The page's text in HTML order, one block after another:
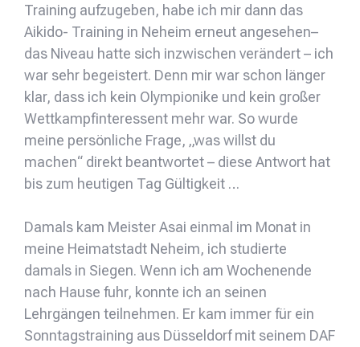
Training aufzugeben, habe ich mir dann das
Aikido- Training in Neheim erneut angesehen–
das Niveau hatte sich inzwischen verändert – ich
war sehr begeistert. Denn mir war schon länger
klar, dass ich kein Olympionike und kein großer
Wettkampfinteressent mehr war. So wurde
meine persönliche Frage, „was willst du
machen“ direkt beantwortet – diese Antwort hat
bis zum heutigen Tag Gültigkeit …
Damals kam Meister Asai einmal im Monat in
meine Heimatstadt Neheim, ich studierte
damals in Siegen. Wenn ich am Wochenende
nach Hause fuhr, konnte ich an seinen
Lehrgängen teilnehmen. Er kam immer für ein
Sonntagstraining aus Düsseldorf mit seinem DAF